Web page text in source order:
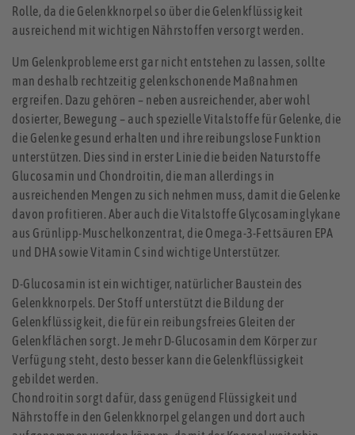
Rolle, da die Gelenkknorpel so über die Gelenkflüssigkeit
ausreichend mit wichtigen Nährstoffen versorgt werden.
Um Gelenkprobleme erst gar nicht entstehen zu lassen, sollte
man deshalb rechtzeitig gelenkschonende Maßnahmen
ergreifen. Dazu gehören – neben ausreichender, aber wohl
dosierter, Bewegung – auch spezielle Vitalstoffe für Gelenke, die
die Gelenke gesund erhalten und ihre reibungslose Funktion
unterstützen. Dies sind in erster Linie die beiden Naturstoffe
Glucosamin und Chondroitin, die man allerdings in
ausreichenden Mengen zu sich nehmen muss, damit die Gelenke
davon profitieren. Aber auch die Vitalstoffe Glycosaminglykane
aus Grünlipp-Muschelkonzentrat, die Omega-3-Fettsäuren EPA
und DHA sowie Vitamin C sind wichtige Unterstützer.
D-Glucosamin ist ein wichtiger, natürlicher Baustein des
Gelenkknorpels. Der Stoff unterstützt die Bildung der
Gelenkflüssigkeit, die für ein reibungsfreies Gleiten der
Gelenkflächen sorgt. Je mehr D-Glucosamin dem Körper zur
Verfügung steht, desto besser kann die Gelenkflüssigkeit
gebildet werden.
Chondroitin sorgt dafür, dass genügend Flüssigkeit und
Nährstoffe in den Gelenkknorpel gelangen und dort auch